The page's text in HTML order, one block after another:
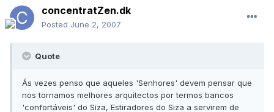
concentratZen.dk
Posted June 2, 2007
Quote
Ás vezes penso que aqueles 'Senhores' devem pensar que
nos tornamos melhores arquitectos por termos bancos
'confortáveis' do Siza, Estiradores do Siza a servirem de